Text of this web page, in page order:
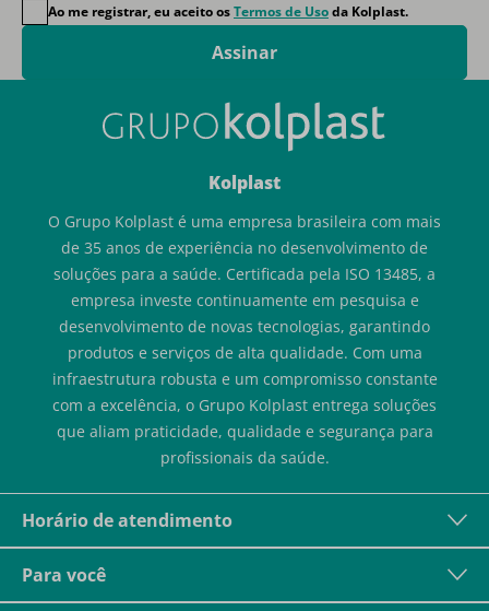
Assinar
Ao me registrar, eu aceito osTermos de Usoda Kolplast.
Kolplast
O Grupo Kolplast é uma empresa brasileira com mais
de 35 anos de experiência no desenvolvimento de
soluções para a saúde. Certificada pela ISO 13485, a
empresa investe continuamente em pesquisa e
desenvolvimento de novas tecnologias, garantindo
produtos e serviços de alta qualidade. Com uma
infraestrutura robusta e um compromisso constante
com a excelência, o Grupo Kolplast entrega soluções
que aliam praticidade, qualidade e segurança para
profissionais da saúde.
Horário de atendimento
Para você